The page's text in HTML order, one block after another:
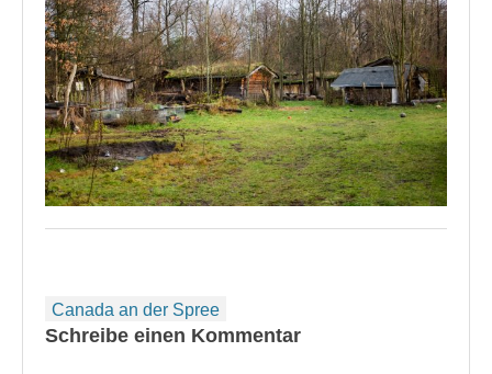
Beitragsnavigation
Canada an der Spree
Schreibe einen Kommentar